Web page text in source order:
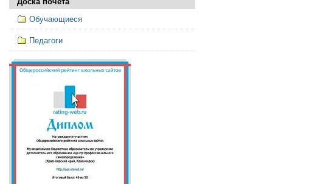
Обучающиеся
Педагоги